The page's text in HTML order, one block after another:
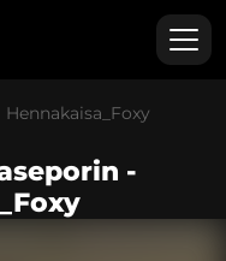
Hennakaisa_Foxy
-